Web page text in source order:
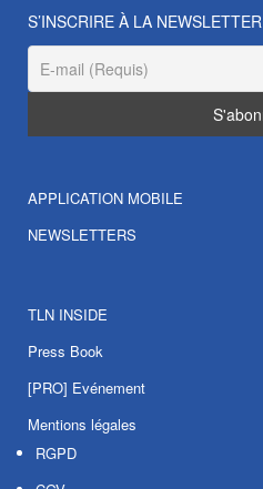
S’INSCRIRE À LA NEWSLETTER
APPLICATION MOBILE
NEWSLETTERS
TLN INSIDE
Press Book
[PRO] Evénement
Mentions légales
RGPD